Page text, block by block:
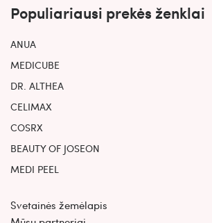
Populiariausi prekės ženklai
ANUA
MEDICUBE
DR. ALTHEA
CELIMAX
COSRX
BEAUTY OF JOSEON
MEDI PEEL
Svetainės žemėlapis